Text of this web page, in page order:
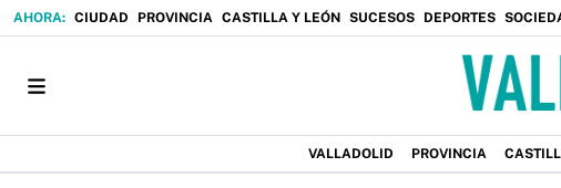
CIUDAD PROVINCIA CASTILLA Y LEÓN SUCESOS DEPORTES
VALLADOLID PROVINCIA